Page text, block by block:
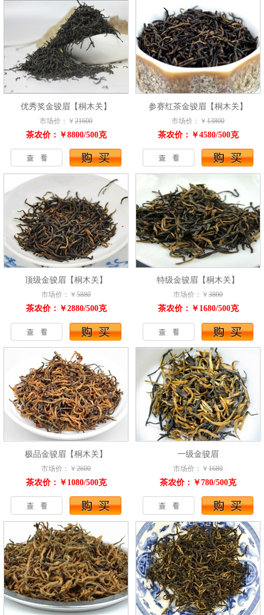
优秀奖金骏眉【桐木关】
市场价：￥ 21600
茶农价：￥8800/500克
参赛红茶金骏眉【桐木关】
市场价：￥ 13800
茶农价：￥4580/500克
顶级金骏眉【桐木关】
市场价：￥ 5880
茶农价：￥2880/500克
特级金骏眉【桐木关】
市场价：￥ 3800
茶农价：￥1680/500克
极品金骏眉【桐木关】
市场价：￥ 2600
茶农价：￥1080/500克
一级金骏眉
市场价：￥ 1680
茶农价：￥780/500克